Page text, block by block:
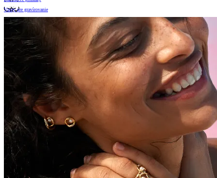
Vzory pre gravírovanie